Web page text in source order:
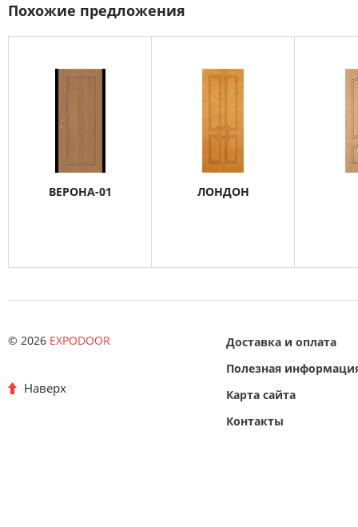
Похожие предложения
ВЕРОНА-01 ЛОНДОН
© 2026 EXPODOOR
Доставка и оплата
Полезная
Карта сайта
Контакты
Наверх